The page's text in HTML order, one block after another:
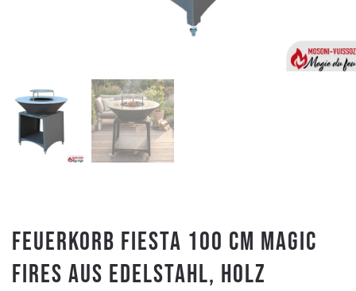
Feuerkorb FIESTA 100 cm MAGIC
FIRES aus Edelstahl, Holz